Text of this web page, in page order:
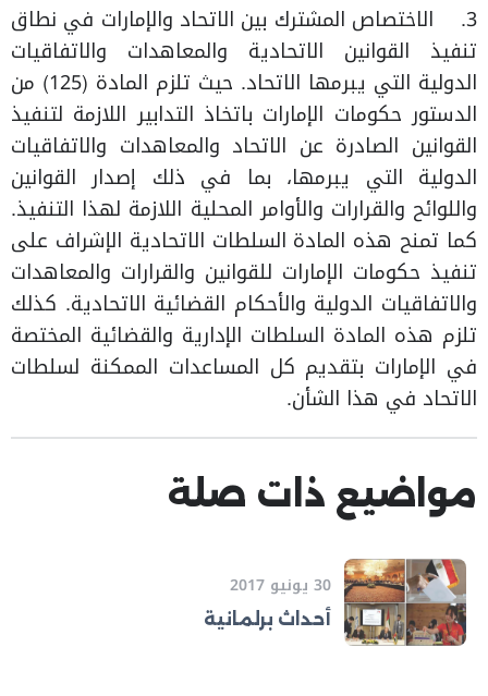
3. الاختصاص المشترك بين الاتحاد والإمارات في نطاق
تنفيذ القوانين الاتحادية والمعاهدات والاتفاقيات
الدولية التي يبرمها الاتحاد. حيث تلزم المادة (125) من
الدستور حكومات الإمارات باتخاذ التدابير اللازمة لتنفيذ
القوانين الصادرة عن الاتحاد والمعاهدات والاتفاقيات
الدولية التي يبرمها، بما في ذلك إصدار القوانين
واللوائح والقرارات والأوامر المحلية اللازمة لهذا التنفيذ.
كما تمنح هذه المادة السلطات الاتحادية الإشراف على
تنفيذ حكومات الإمارات للقوانين والقرارات والمعاهدات
والاتفاقيات الدولية والأحكام القضائية الاتحادية. كذلك
تلزم هذه المادة السلطات الإدارية والقضائية المختصة
في الإمارات بتقديم كل المساعدات الممكنة لسلطات
الاتحاد في هذا الشأن.
مواضيع ذات صلة
30 يونيو 2017
أحداث برلمانية